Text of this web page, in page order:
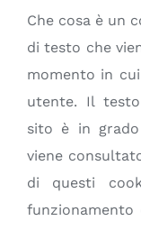
Che cosa è un
di testo che
momento in
utente. Il
sito è in
viene
di questi